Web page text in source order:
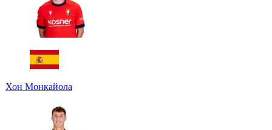
Хон Монкайола